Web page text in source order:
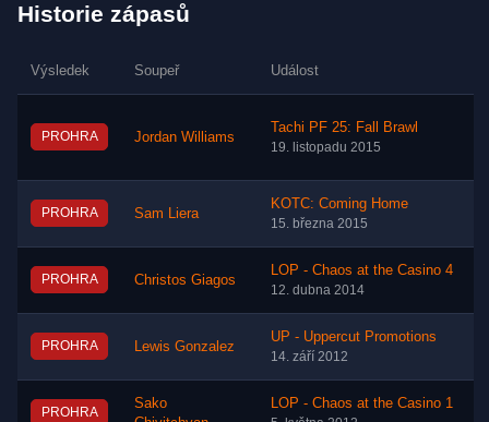
Historie zápasů
Výsledek Soupeř Událost
PROHRA Jordan Williams
Tachi PF 25: Fall Brawl
19. listopadu 2015
PROHRA Sam Liera
KOTC: Coming Home
15. března 2015
PROHRA Christos Giagos
LOP - Chaos at the Casino 4
12. dubna 2014
PROHRA Lewis Gonzalez
UP - Uppercut Promotions
14. září 2012
PROHRA
Sako
LOP - Chaos at the Casino 1